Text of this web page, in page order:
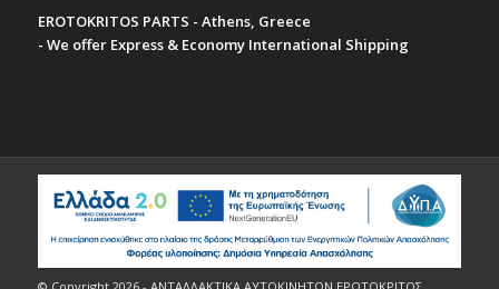
EROTOKRITOS PARTS - Athens, Greece
- We offer Express & Economy International Shipping